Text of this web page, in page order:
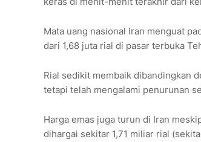
Mata uang nasional Iran menguat
dari 1,68 juta rial di pasar terbuka
Rial sedikit membaik dibandingkan
tetapi telah mengalami penurunan
Harga emas juga turun di Iran
dihargai sekitar 1,71 miliar rial